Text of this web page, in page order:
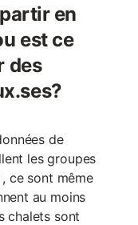
en
est ce
des
de
les groupes
ce sont même
au moins
chalets sont